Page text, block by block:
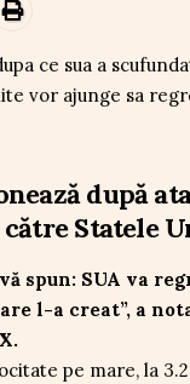
după
Statele
spun: SUA va
l-a creat”, a
pe mare, la